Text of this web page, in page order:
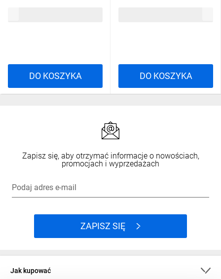
DO KOSZYKA DO KOSZYKA
Zapisz się, aby otrzymać informacje o nowościach,
promocjach i wyprzedażach
Podaj adres e-mail
ZAPISZ SIĘ
Jak kupować